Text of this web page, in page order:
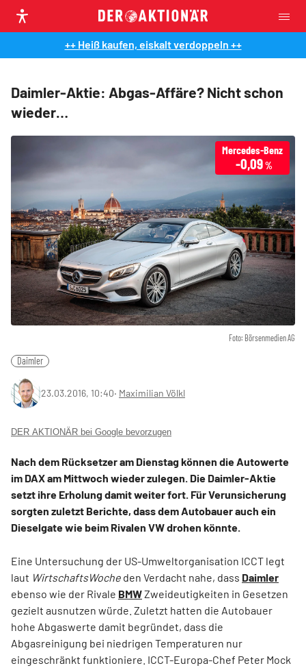
++ Heiß kaufen, eiskalt verdoppeln ++
Daimler-Aktie: Abgas-Affäre? Nicht schon
wieder…
Foto: Börsenmedien AG
Mercedes-Benz
-0,09 %
Daimler
23.03.2016, 10:40‧ Maximilian Völkl
DER AKTIONÄR bei Google bevorzugen
Nach dem Rücksetzer am Dienstag können die Autowerte
im DAX am Mittwoch wieder zulegen. Die Daimler-Aktie
setzt ihre Erholung damit weiter fort. Für Verunsicherung
sorgten zuletzt Berichte, dass dem Autobauer auch ein
Dieselgate wie beim Rivalen VW drohen könnte.
Eine Untersuchung der US-Umweltorganisation ICCT legt
laut WirtschaftsWoche den Verdacht nahe, dass Daimler
ebenso wie der Rivale BMWZweideutigkeiten in Gesetzen
gezielt ausnutzen würde. Zuletzt hatten die Autobauer
hohe Abgaswerte damit begründet, dass die
Abgasreinigung bei niedrigen Temperaturen nur
eingeschränkt funktioniere. ICCT-Europa-Chef Peter Mock